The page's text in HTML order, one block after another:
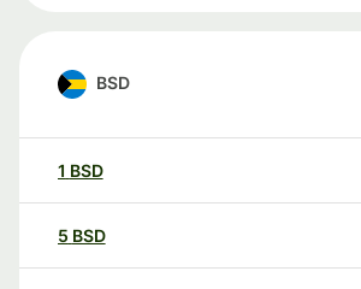
BSD
1 BSD
5 BSD